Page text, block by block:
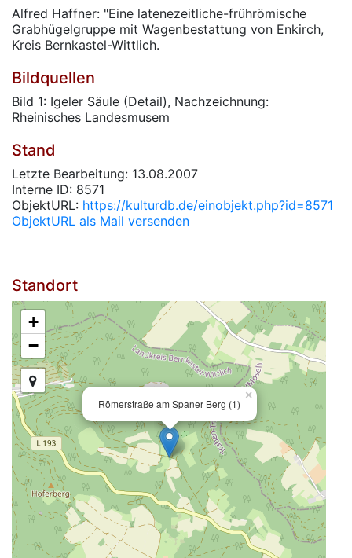
Alfred Haffner: "Eine latenezeitliche-frührömische
Grabhügelgruppe mit Wagenbestattung von Enkirch,
Kreis Bernkastel-Wittlich.
Bildquellen
Bild 1: Igeler Säule (Detail), Nachzeichnung:
Rheinisches Landesmusem
Stand
Letzte Bearbeitung: 13.08.2007
Interne ID: 8571
ObjektURL: https://kulturdb.de/einobjekt.php?id=8571
ObjektURL als Mail versenden
Standort
Römerstraße am Spaner Berg (1)
×
+
−